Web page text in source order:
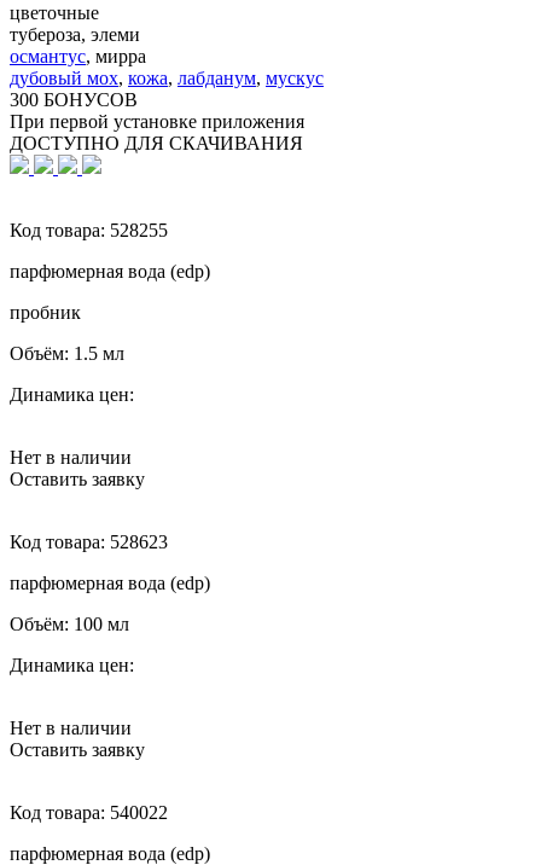
цветочные
тубероза, элеми
османтус, мирра
дубовый мох, кожа, лабданум, мускус
300 БОНУСОВ
При первой установке приложения
ДОСТУПНО ДЛЯ СКАЧИВАНИЯ
Код товара: 528255
парфюмерная вода (edp)
пробник
Объём: 1.5 мл
Динамика цен:
Нет в наличии
Оставить заявку
Код товара: 528623
парфюмерная вода (edp)
Объём: 100 мл
Динамика цен:
Нет в наличии
Оставить заявку
Код товара: 540022
парфюмерная вода (edp)